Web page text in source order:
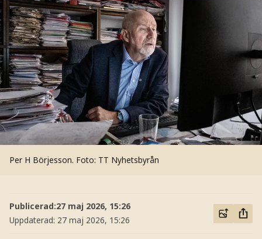
Per H Börjesson. Foto: TT Nyhetsbyrån
Publicerad:27 maj 2026, 15:26
Uppdaterad: 27 maj 2026, 15:26